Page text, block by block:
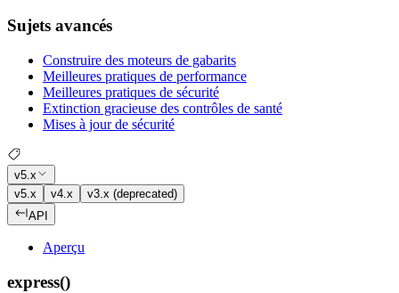
Sujets avancés
Construire des moteurs de gabarits
Meilleures pratiques de performance
Meilleures pratiques de sécurité
Extinction gracieuse des contrôles de santé
Mises à jour de sécurité
v5.x
v5.x
v4.x
v3.x (deprecated)
API
Aperçu
express()